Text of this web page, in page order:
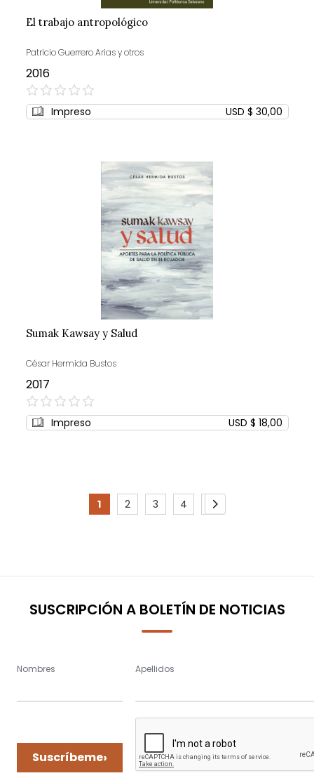
El trabajo antropológico
Patricio Guerrero Arias y otros
2016
0%
Impreso USD $ 30,00
Sumak Kawsay y Salud
César Hermida Bustos
2017
0%
Impreso USD $ 18,00
Page
You're
page
1
Page
2
Page
3
Page
4
Page
5
Page
Siguiente
SUSCRIPCIÓN A BOLETÍN DE NOTICIAS
Nombres Apellidos
Suscríbeme›